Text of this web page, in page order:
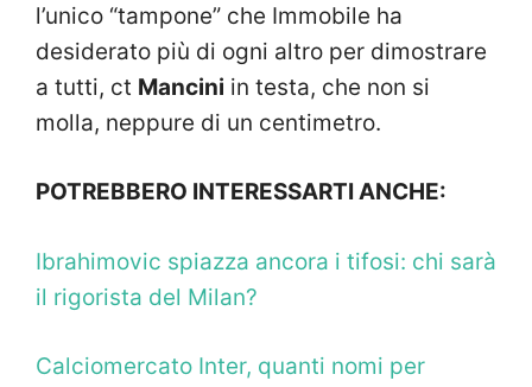
l’unico “tampone” che Immobile ha
desiderato più di ogni altro per dimostrare
a tutti, ct Mancini in testa, che non si
molla, neppure di un centimetro.
POTREBBERO INTERESSARTI ANCHE:
Ibrahimovic spiazza ancora i tifosi: chi sarà
il rigorista del Milan?
Calciomercato Inter, quanti nomi per